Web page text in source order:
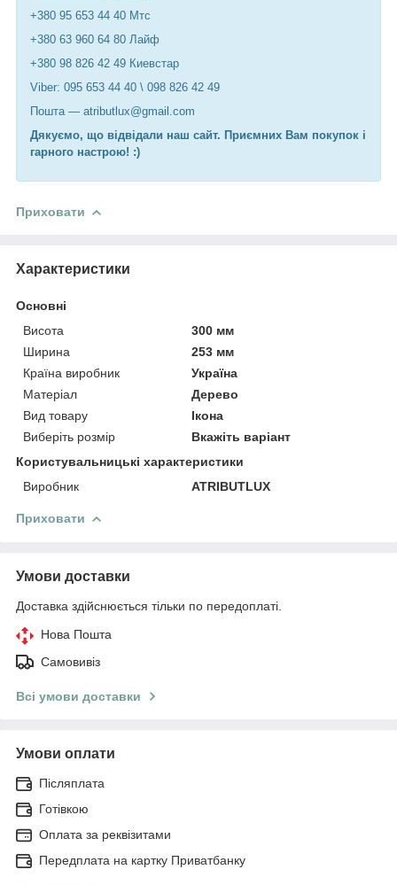
+380 95 653 44 40 Мтс
+380 63 960 64 80 Лайф
+380 98 826 42 49 Киевстар
Viber: 095 653 44 40 \ 098 826 42 49
Пошта — atributlux@gmail.com
Дякуємо, що відвідали наш сайт. Приємних Вам покупок і
гарного настрою! :)
Приховати
Характеристики
Основні
Висота
300 мм
Ширина
253 мм
Країна виробник
Україна
Матеріал
Дерево
Вид товару
Ікона
Виберіть розмір
Вкажіть варіант
Користувальницькі характеристики
Виробник
ATRIBUTLUX
Приховати
Умови доставки
Доставка здійснюється тільки по передоплаті.
Нова Пошта
Самовивіз
Всі умови доставки
Умови оплати
Післяплата
Готівкою
Оплата за реквізитами
Передплата на картку Приватбанку